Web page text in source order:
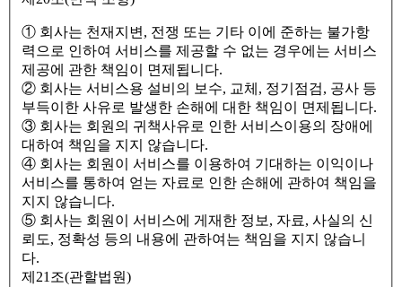
① 회사는 천재지변, 전쟁 또는 기타 이에 준하는 불가항
력으로 인하여 서비스를 제공할 수 없는 경우에는 서비스
제공에 관한 책임이 면제됩니다.
② 회사는 서비스용 설비의 보수, 교체, 정기점검, 공사 등
부득이한 사유로 발생한 손해에 대한 책임이 면제됩니다.
③ 회사는 회원의 귀책사유로 인한 서비스이용의 장애에
대하여 책임을 지지 않습니다.
④ 회사는 회원이 서비스를 이용하여 기대하는 이익이나
서비스를 통하여 얻는 자료로 인한 손해에 관하여 책임을
지지 않습니다.
⑤ 회사는 회원이 서비스에 게재한 정보, 자료, 사실의 신
뢰도, 정확성 등의 내용에 관하여는 책임을 지지 않습니
다.
제21조(관할법원)